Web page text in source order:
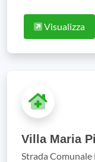
Visualizza
Villa Maria
Strada